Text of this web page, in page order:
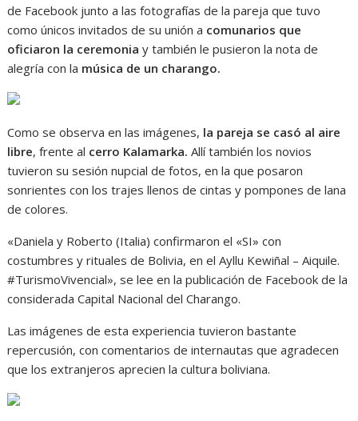
de Facebook junto a las fotografías de la pareja que tuvo
como únicos invitados de su unión a comunarios que
oficiaron la ceremonia y también le pusieron la nota de
alegría con la música de un charango.
Como se observa en las imágenes, la pareja se casó al aire
libre, frente al cerro Kalamarka. Allí también los novios
tuvieron su sesión nupcial de fotos, en la que posaron
sonrientes con los trajes llenos de cintas y pompones de lana
de colores.
«Daniela y Roberto (Italia) confirmaron el «SI» con
costumbres y rituales de Bolivia, en el Ayllu Kewiñal – Aiquile.
#TurismoVivencial», se lee en la publicación de Facebook de la
considerada Capital Nacional del Charango.
Las imágenes de esta experiencia tuvieron bastante
repercusión, con comentarios de internautas que agradecen
que los extranjeros aprecien la cultura boliviana.